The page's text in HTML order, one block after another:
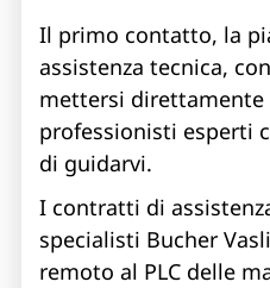
Il primo contatto, la
assistenza tecnica,
mettersi
professionisti esperti
di guidarvi.
I contratti di
specialisti Bucher
remoto al PLC delle